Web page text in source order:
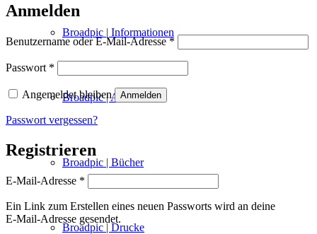
Broadpic | Informationen
Broadpic | Aktuelles
Broadpic | Bücher
Broadpic | Drucke
Anmelden
Benut­zer­na­me oder E‑Mail-Adres­se*
der­
lich
Pass­wort *
der­
lich
Ange­mel­det bleiben Anmelden
Pass­wort vergessen?
Registrieren
E‑Mail-Adres­se *
der­
lich
Ein Link zum Erstel­len eines neu­en Pass­worts wird an dei­ne
E‑Mail-Adres­se gesendet.